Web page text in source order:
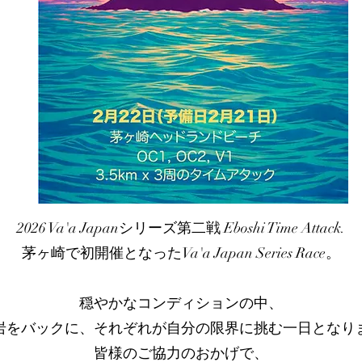
2026 Va'a Japanシリーズ第二戦 Eboshi Time Attack.
茅ヶ崎で初開催となったVa'a Japan Series Race。
穏やかなコンディションの中、
をバックに、それぞれが自分の限界に挑む一日となり
皆様のご協力のおかげで、